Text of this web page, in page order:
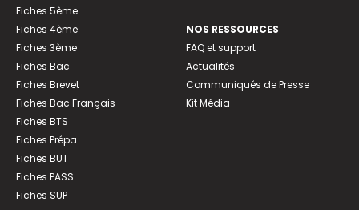
Fiches 5ème
Fiches 4ème
Fiches 3ème
Fiches Bac
Fiches Brevet
Fiches Bac Français
Fiches BTS
Fiches Prépa
Fiches BUT
Fiches PASS
Fiches SUP
NOS RESSOURCES
FAQ et support
Actualités
Communiqués de Presse
Kit Média